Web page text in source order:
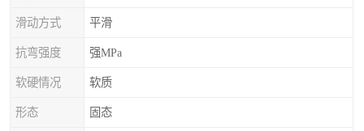
滑动方式 平滑
抗弯强度 强MPa
软硬情况 软质
形态 固态